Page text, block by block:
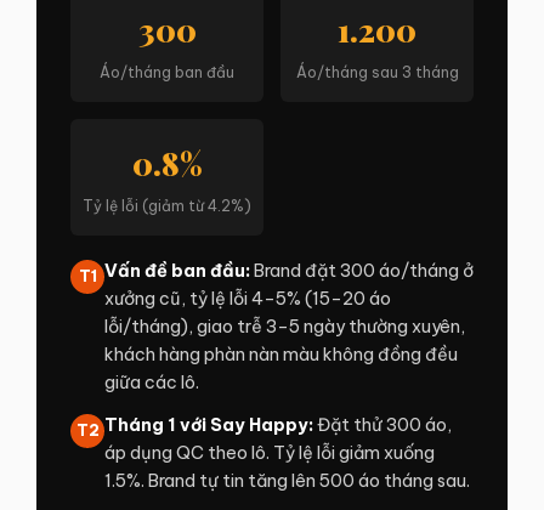
300
Áo/tháng ban đầu
1.200
Áo/tháng sau 3 tháng
0.8%
Tỷ lệ lỗi (giảm từ 4.2%)
T1 Vấn đề ban đầu:Brand đặt 300 áo/tháng ở
xưởng cũ, tỷ lệ lỗi 4–5% (15–20 áo
lỗi/tháng), giao trễ 3–5 ngày thường xuyên,
khách hàng phàn nàn màu không đồng đều
giữa các lô.
T2 Tháng 1 với Say Happy:Đặt thử 300 áo,
áp dụng QC theo lô. Tỷ lệ lỗi giảm xuống
1.5%. Brand tự tin tăng lên 500 áo tháng sau.